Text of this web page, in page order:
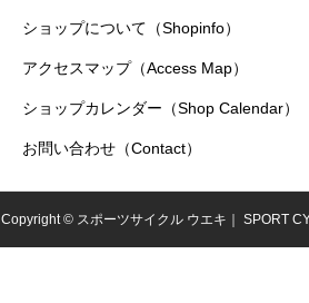
ショップについて（Shopinfo）
アクセスマップ（Access Map）
ショップカレンダー（Shop Calendar）
お問い合わせ（Contact）
Copyright © スポーツサイクル ウエキ｜ SPORT